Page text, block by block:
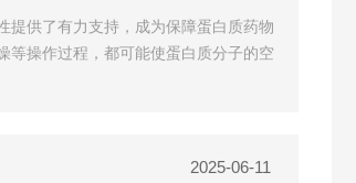
提供了有力支持，成为保障蛋白质药物
等操作过程，都可能使蛋白质分子的空
2025-06-11